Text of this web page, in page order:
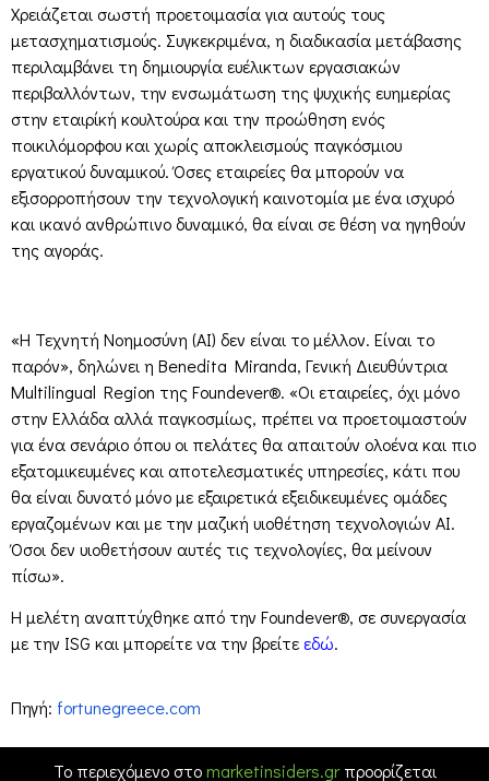
Χρειάζεται σωστή προετοιμασία για αυτούς τους
μετασχηματισμούς. Συγκεκριμένα, η διαδικασία μετάβασης
περιλαμβάνει τη δημιουργία ευέλικτων εργασιακών
περιβαλλόντων, την ενσωμάτωση της ψυχικής ευημερίας
στην εταιρίκή κουλτούρα και την προώθηση ενός
ποικιλόμορφου και χωρίς αποκλεισμούς παγκόσμιου
εργατικού δυναμικού. Όσες εταιρείες θα μπορούν να
εξισορροπήσουν την τεχνολογική καινοτομία με ένα ισχυρό
και ικανό ανθρώπινο δυναμικό, θα είναι σε θέση να ηγηθούν
της αγοράς.
«Η Τεχνητή Νοημοσύνη (AI) δεν είναι το μέλλον. Είναι το
παρόν», δηλώνει η Benedita Miranda, Γενική Διευθύντρια
Multilingual Region της Foundever®. «Οι εταιρείες, όχι μόνο
στην Ελλάδα αλλά παγκοσμίως, πρέπει να προετοιμαστούν
για ένα σενάριο όπου οι πελάτες θα απαιτούν ολοένα και πιο
εξατομικευμένες και αποτελεσματικές υπηρεσίες, κάτι που
θα είναι δυνατό μόνο με εξαιρετικά εξειδικευμένες ομάδες
εργαζομένων και με την μαζική υιοθέτηση τεχνολογιών AI.
Όσοι δεν υιοθετήσουν αυτές τις τεχνολογίες, θα μείνουν
πίσω».
Η μελέτη αναπτύχθηκε από την Foundever®, σε συνεργασία
με την ISG και μπορείτε να την βρείτεεδώ.
Πηγή: fortunegreece.com
Το περιεχόμενο στοmarketinsiders.grπροορίζεται